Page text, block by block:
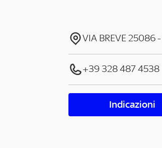
VIA BREVE25086-
+39 328 487 4538
Indicazioni